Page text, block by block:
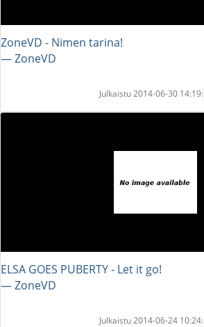
ZoneVD - Nimen tarina!
― ZoneVD
Julkaistu 2014-06-30
ELSA GOES PUBERTY - Let it go!
― ZoneVD
Julkaistu 2014-06-24